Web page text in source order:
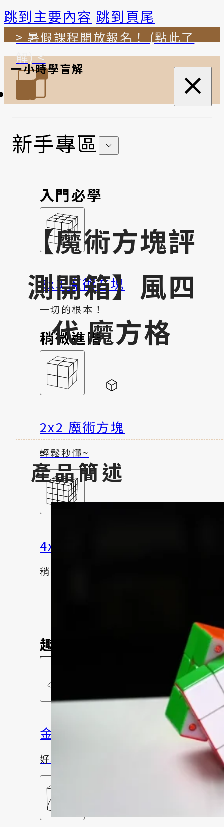
跳到主要內容 跳到頁尾
> 暑假課程開放報名！ (點此了
解) <
一小時學盲解
新手專區
入門必學
3x3 魔術方塊
一切的根本！
稍微進階
2x2 魔術方塊
輕鬆秒懂~
4x4 魔術方塊
稍有挑戰性
趣味體驗
金字塔魔術方塊
好學又好玩
【魔術方塊評
測開箱】風四
代 魔方格
產品簡述